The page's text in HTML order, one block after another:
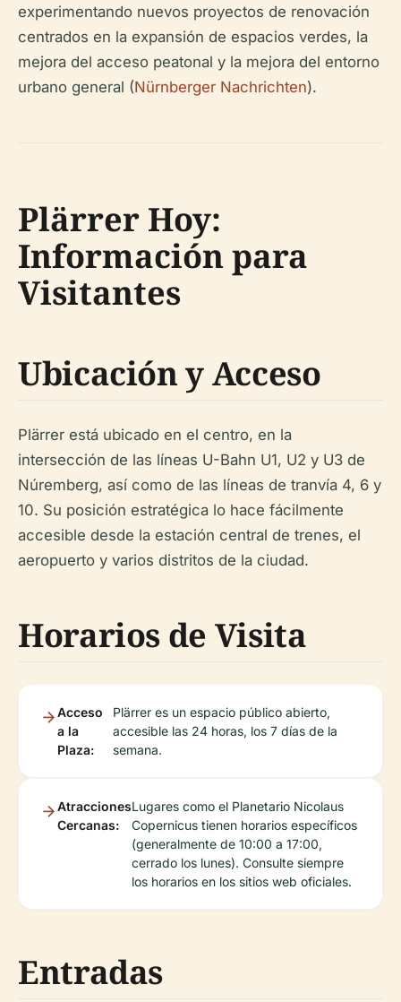
experimentando nuevos proyectos de renovación
centrados en la expansión de espacios verdes, la
mejora del acceso peatonal y la mejora del entorno
urbano general (Nürnberger Nachrichten).
Plärrer Hoy:
Información para
Visitantes
Ubicación y Acceso
Plärrer está ubicado en el centro, en la
intersección de las líneas U-Bahn U1, U2 y U3 de
Núremberg, así como de las líneas de tranvía 4, 6 y
10. Su posición estratégica lo hace fácilmente
accesible desde la estación central de trenes, el
aeropuerto y varios distritos de la ciudad.
Horarios de Visita
Acceso
a la
Plaza:
Plärrer es un espacio público abierto,
accesible las 24 horas, los 7 días de la
semana.
Atracciones
Cercanas:
Lugares como el Planetario Nicolaus
Copernicus tienen horarios específicos
(generalmente de 10:00 a 17:00,
cerrado los lunes). Consulte siempre
los horarios en los sitios web oficiales.
Entradas